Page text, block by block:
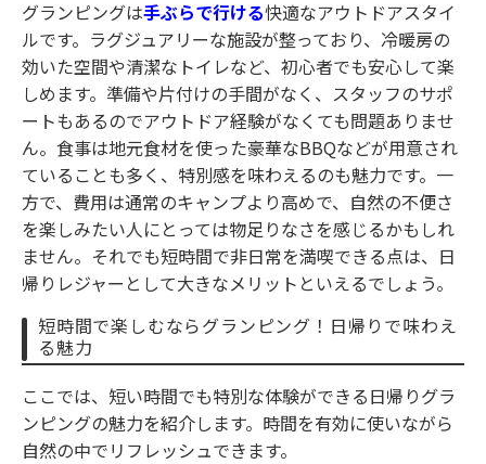
グランピングは手ぶらで行ける快適なアウトドアスタイ
ルです。ラグジュアリーな施設が整っており、冷暖房の
効いた空間や清潔なトイレなど、初心者でも安心して楽
しめます。準備や片付けの手間がなく、スタッフのサポ
ートもあるのでアウトドア経験がなくても問題ありませ
ん。食事は地元食材を使った豪華なBBQなどが用意され
ていることも多く、特別感を味わえるのも魅力です。一
方で、費用は通常のキャンプより高めで、自然の不便さ
を楽しみたい人にとっては物足りなさを感じるかもしれ
ません。それでも短時間で非日常を満喫できる点は、日
帰りレジャーとして大きなメリットといえるでしょう。
短時間で楽しむならグランピング！日帰りで味わえ
る魅力
ここでは、短い時間でも特別な体験ができる日帰りグラ
ンピングの魅力を紹介します。時間を有効に使いながら
自然の中でリフレッシュできます。